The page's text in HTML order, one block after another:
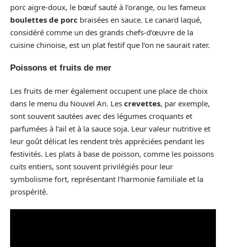
porc aigre-doux, le bœuf sauté à l’orange, ou les fameux
boulettes de porc braisées en sauce. Le canard laqué,
considéré comme un des grands chefs-d’œuvre de la
cuisine chinoise, est un plat festif que l’on ne saurait rater.
Poissons et fruits de mer
Les fruits de mer également occupent une place de choix
dans le menu du Nouvel An. Les crevettes, par exemple,
sont souvent sautées avec des légumes croquants et
parfumées à l’ail et à la sauce soja. Leur valeur nutritive et
leur goût délicat les rendent très appréciées pendant les
festivités. Les plats à base de poisson, comme les poissons
cuits entiers, sont souvent privilégiés pour leur
symbolisme fort, représentant l’harmonie familiale et la
prospérité.